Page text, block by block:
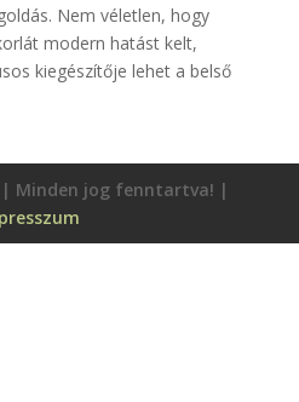
Nem véletlen, hogy
modern hatást kelt,
kiegészítője lehet a belső
Minden jog fenntartva! |